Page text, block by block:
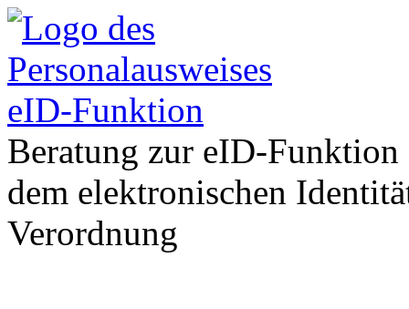
eID-Funktion
Beratung zur eID-
dem elektronischen
Verordnung